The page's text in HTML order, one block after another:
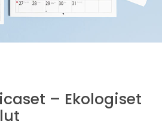
– Ekologiset